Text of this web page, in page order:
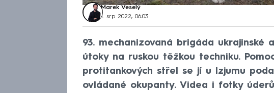
Marek Veselý
1. srp 2022, 06:03
93. mechanizovaná brigáda ukrajinské
útoky na ruskou těžkou techniku.
protitankových střel se jí u Izjumu
ovládané okupanty. Videa i fotky